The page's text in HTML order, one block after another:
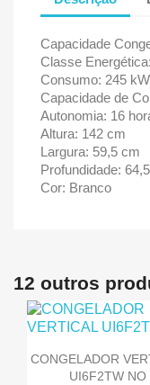
Capacidade
Classe
Consumo: 245
Capacidade de
Autonomia: 16
Altura: 142 cm
Largura: 59,5 cm
Profundidade:
Cor: Branco
12 outros
CONGELADOR
UI6F2TW NO